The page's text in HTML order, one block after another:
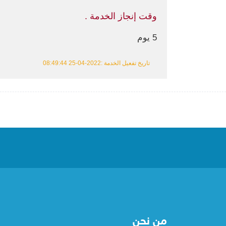
وقت إنجاز الخدمة .
5 يوم
تاريخ تفعيل الخدمة :2022-04-25 08:49:44
من نحن